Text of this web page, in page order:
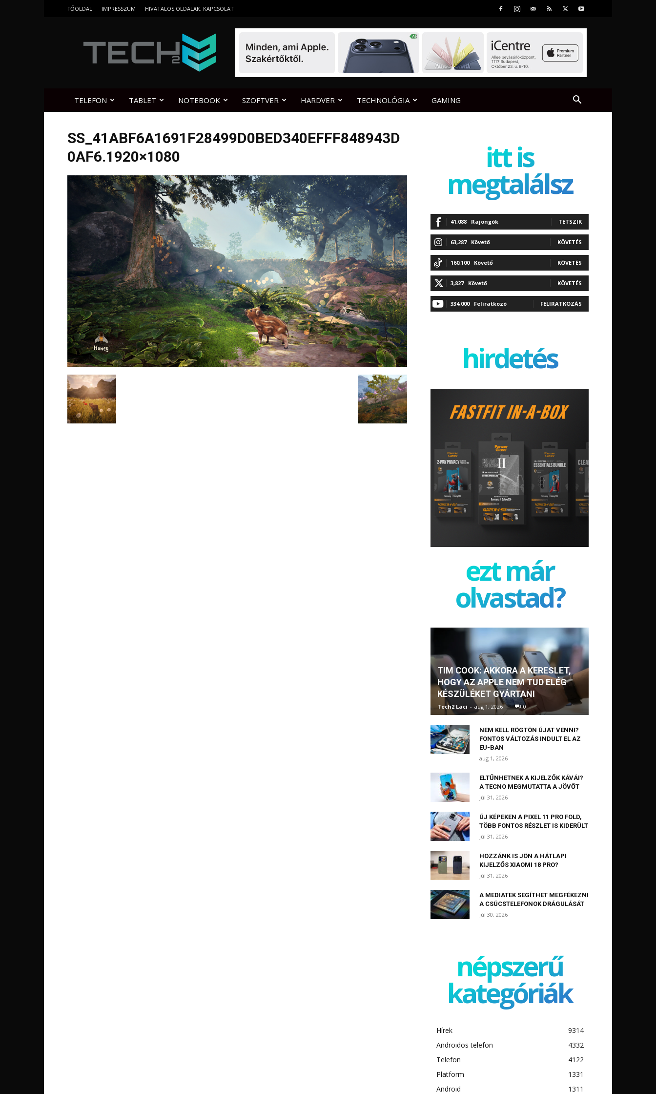
FŐOLDAL IMPRESSZUM HIVATALOS OLDALAK, KAPCSOLAT
TELEFON TABLET NOTEBOOK SZOFTVER HARDVER TECHNOLÓGIA GAMING
SS_41ABF6A1691F28499D0BED340EFFF848943D
0AF6.1920×1080
itt is
megtalálsz
41,088 Rajongók TETSZIK
63,287 Követő KÖVETÉS
160,100 Követő KÖVETÉS
3,827 Követő KÖVETÉS
334,000 Feliratkozó FELIRATKOZÁS
hirdetés
ezt már
olvastad?
TIM COOK: AKKORA A KERESLET,
HOGY AZ APPLE NEM TUD ELÉG
KÉSZÜLÉKET GYÁRTANI
Tech2 Laci - aug 1, 2026 0
NEM KELL RÖGTÖN ÚJAT VENNI?
FONTOS VÁLTOZÁS INDULT EL AZ
EU-BAN
aug 1, 2026
ELTŰNHETNEK A KIJELZŐK KÁVÁI?
A TECNO MEGMUTATTA A JÖVŐT
júl 31, 2026
ÚJ KÉPEKEN A PIXEL 11 PRO FOLD,
TÖBB FONTOS RÉSZLET IS KIDERÜLT
júl 31, 2026
HOZZÁNK IS JÖN A HÁTLAPI
KIJELZŐS XIAOMI 18 PRO?
júl 31, 2026
A MEDIATEK SEGÍTHET MEGFÉKEZNI
A CSÚCSTELEFONOK DRÁGULÁSÁT
júl 30, 2026
népszerű
kategóriák
Hírek
9314
Androidos telefon
4332
Telefon
4122
Platform
1331
Android
1311